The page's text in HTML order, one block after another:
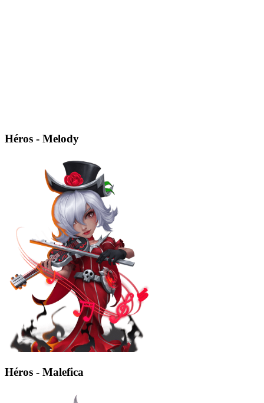
Héros - Melody
Héros - Malefica